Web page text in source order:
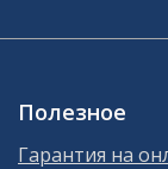
Полезное
Гарантия на